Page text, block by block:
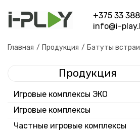
+375 33
info@i-
Главная Продукция Батуты
Продукция
Игровые комплексы ЭКО
Игровые комплексы
Частные игровые комплексы